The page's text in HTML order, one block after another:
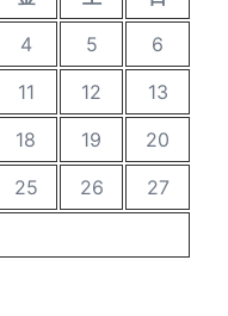
4 5
6
11 12
13
18 19
20
25 26
27